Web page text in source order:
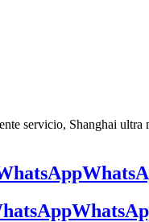
servicio, Shanghai